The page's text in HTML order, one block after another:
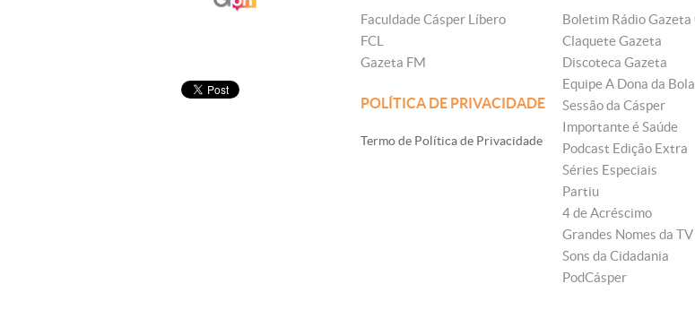
Faculdade Cásper Líbero
FCL
Gazeta FM
POLÍTICA DE PRIVACIDADE
Termo de Política de Privacidade
Boletim Rádio Gazeta
Claquete Gazeta
Discoteca Gazeta
Equipe A Dona da Bola
Sessão da Cásper
Importante é Saúde
Podcast Edição Extra
Séries Especiais
Partiu
4 de Acréscimo
Grandes Nomes da
Sons da Cidadania
PodCásper